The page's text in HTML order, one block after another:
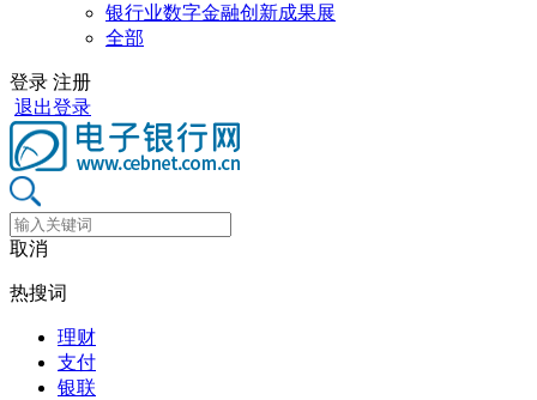
银行业数字金融创新成果展
全部
登录 注册
退出登录
取消
热搜词
理财
支付
银联